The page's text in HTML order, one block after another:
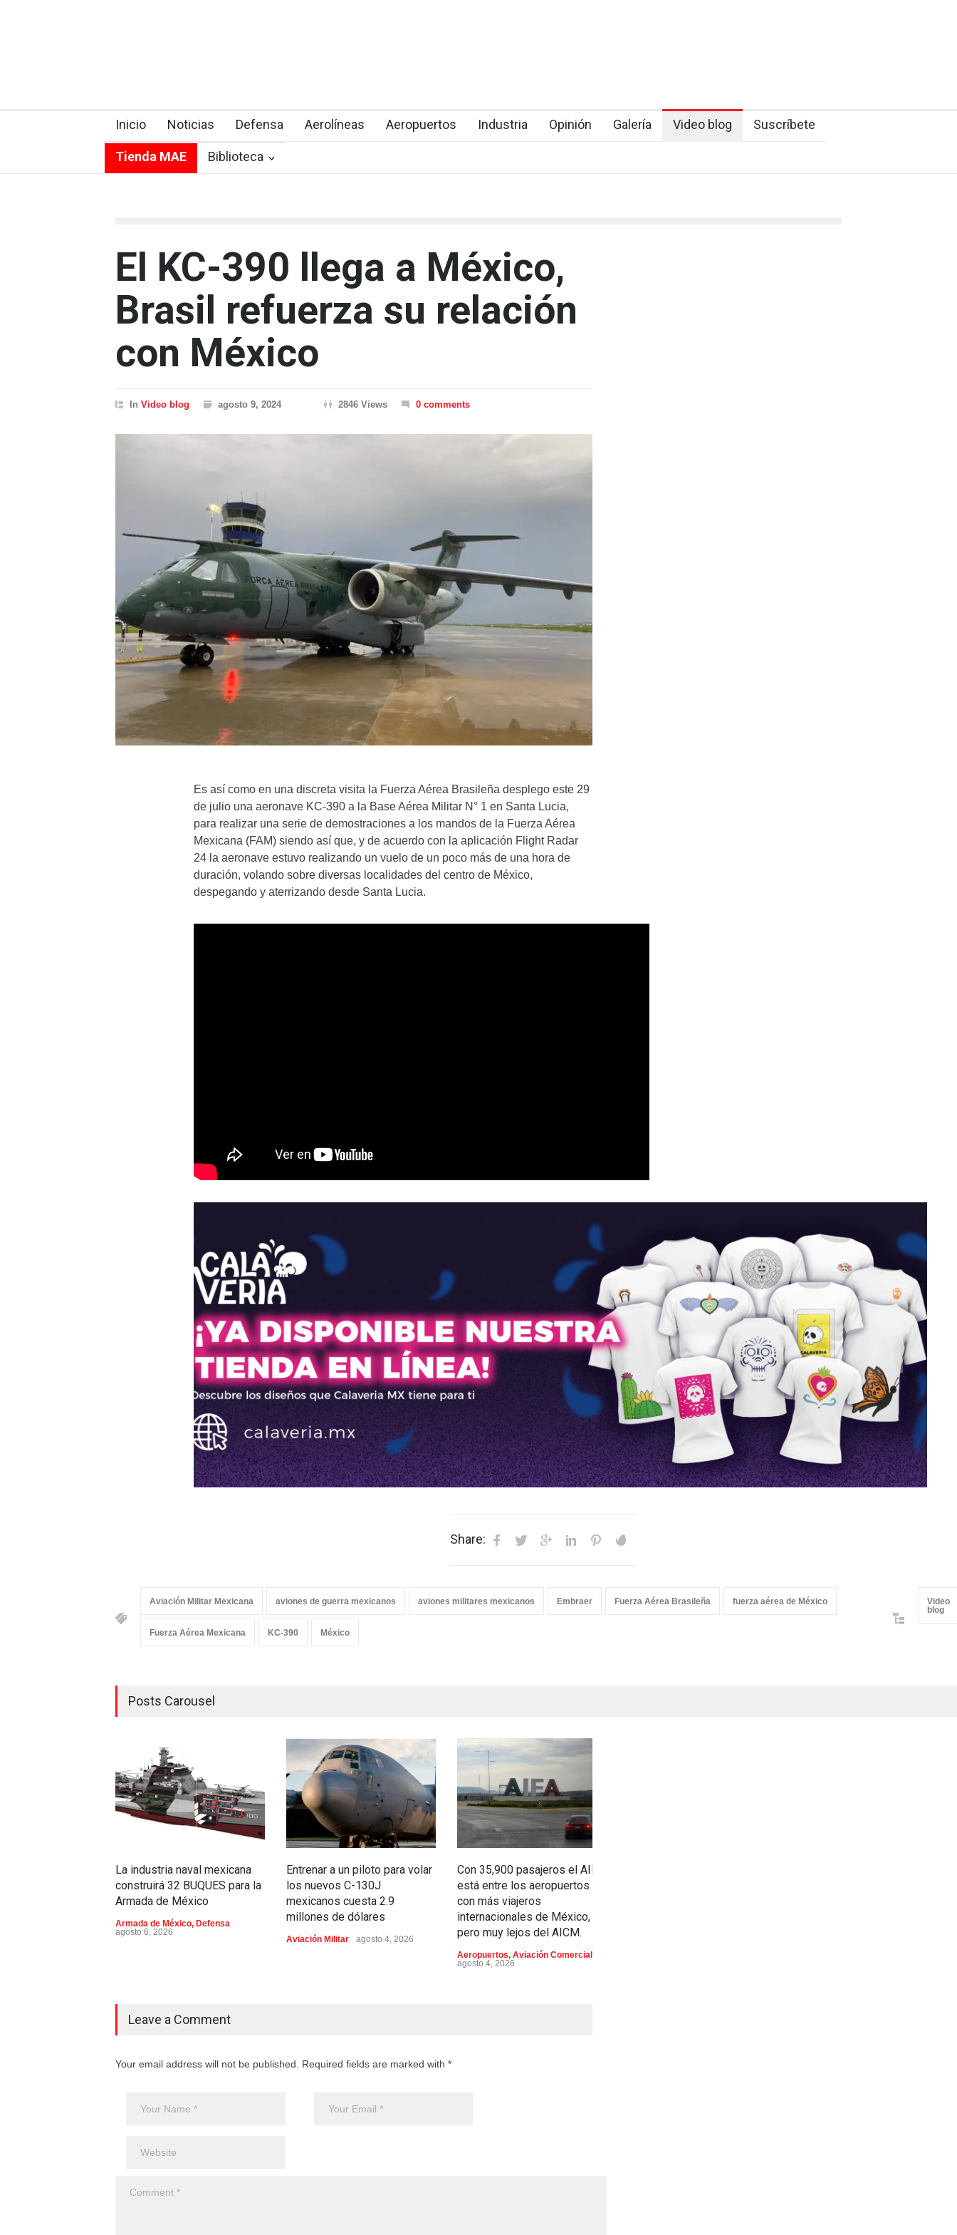
Inicio Noticias Defensa Aerolíneas Aeropuertos Industria Opinión Galería Video blog Suscríbete
Tienda MAE Biblioteca
El KC-390 llega a México,
Brasil refuerza su relación
con México
In Video blog agosto 9, 2024 2846 Views 0 comments
Es así como en una discreta visita la Fuerza Aérea Brasileña desplego este 29
de julio una aeronave KC-390 a la Base Aérea Militar N° 1 en Santa Lucia,
para realizar una serie de demostraciones a los mandos de la Fuerza Aérea
Mexicana (FAM) siendo así que, y de acuerdo con la aplicación Flight Radar
24 la aeronave estuvo realizando un vuelo de un poco más de una hora de
duración, volando sobre diversas localidades del centro de México,
despegando y aterrizando desde Santa Lucia.
Share:
Aviación Militar Mexicana aviones de guerra mexicanos aviones militares mexicanos Embraer Fuerza Aérea Brasileña fuerza aérea de México
Fuerza Aérea Mexicana KC-390 México
Video
blog
Posts Carousel
La industria naval mexicana
construirá 32 BUQUES para la
Armada de México
Armada de México, Defensa
agosto 6, 2026
Entrenar a un piloto para volar
los nuevos C-130J
mexicanos cuesta 2.9
millones de dólares
Aviación Militar agosto 4, 2026
Con 35,900 pasajeros el AIFA
está entre los aeropuertos
con más viajeros
internacionales de México,
pero muy lejos del AICM.
Aeropuertos, Aviación Comercial
agosto 4, 2026
Leave a Comment
Your email address will not be published. Required fields are marked with *